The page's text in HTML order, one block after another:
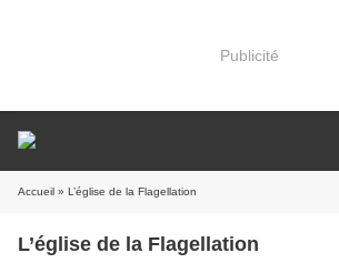
Publicité
Accueil » L’église de la Flagellation
L’église de la Flagellation